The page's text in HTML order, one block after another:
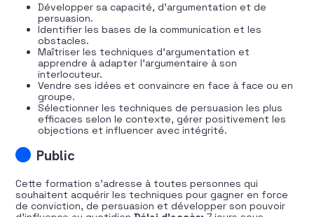
Développer sa capacité, d’argumentation et de
persuasion.
Identifier les bases de la communication et les
obstacles.
Maîtriser les techniques d’argumentation et
apprendre à adapter l’argumentaire à son
interlocuteur.
Vendre ses idées et convaincre en face à face ou en
groupe.
Sélectionner les techniques de persuasion les plus
efficaces selon le contexte, gérer positivement les
objections et influencer avec intégrité.
Public
Cette formation s’adresse à toutes personnes qui
souhaitent acquérir les techniques pour gagner en force
de conviction, de persuasion et développer son pouvoir